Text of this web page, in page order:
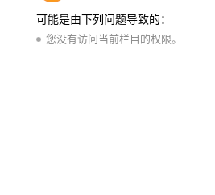
可能是由下列问题导致的：
您没有访问当前栏目的权限。